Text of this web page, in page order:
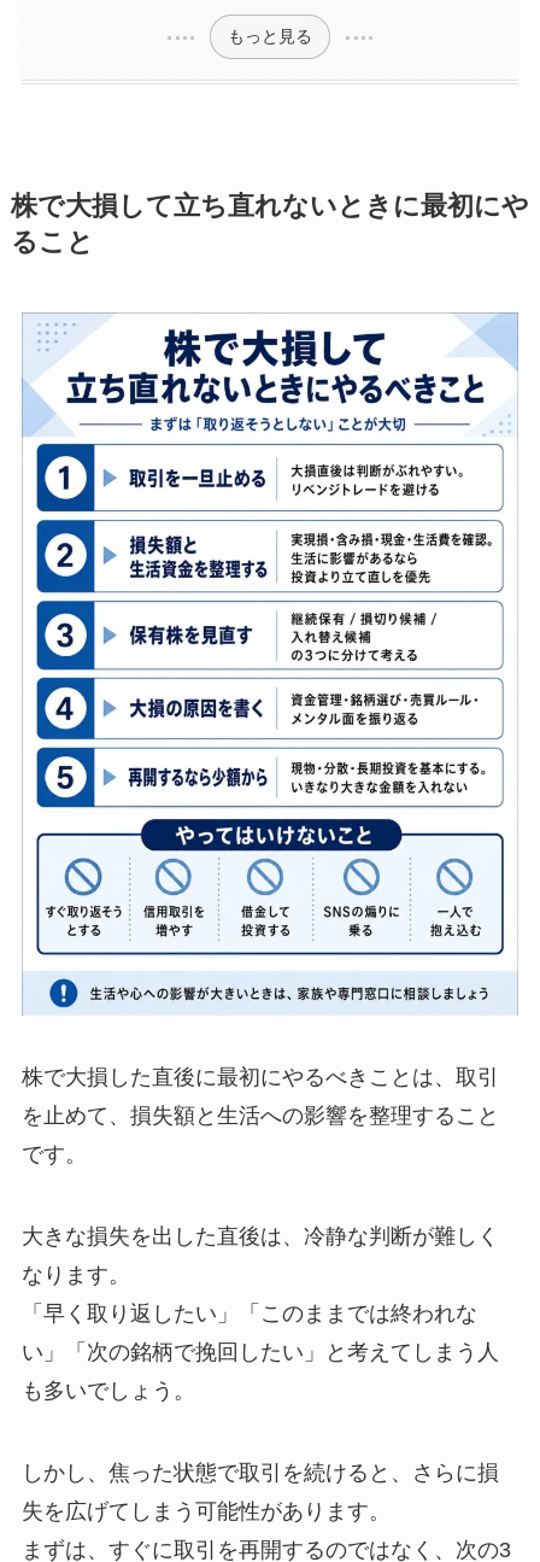
もっと見る
株で大損して立ち直れないときに最初にや
ること
株で大損した直後に最初にやるべきことは、取引
を止めて、損失額と生活への影響を整理すること
です。
大きな損失を出した直後は、冷静な判断が難しく
なります。
「早く取り返したい」「このままでは終われな
い」「次の銘柄で挽回したい」と考えてしまう人
も多いでしょう。
しかし、焦った状態で取引を続けると、さらに損
失を広げてしまう可能性があります。
まずは、すぐに取引を再開するのではなく、次の3